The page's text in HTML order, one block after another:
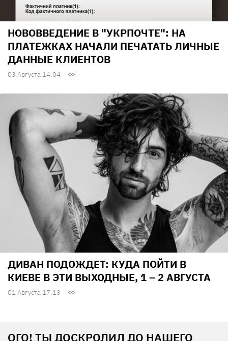
НОВОВВЕДЕНИЕ В "УКРПОЧТЕ": НА
ПЛАТЕЖКАХ НАЧАЛИ ПЕЧАТАТЬ ЛИЧНЫЕ
ДАННЫЕ КЛИЕНТОВ
03 Августа 14:04
ДИВАН ПОДОЖДЕТ: КУДА ПОЙТИ В
КИЕВЕ В ЭТИ ВЫХОДНЫЕ, 1 – 2 АВГУСТА
01 Августа 17:13
ОГО! ТЫ ДОСКРОЛИЛ ДО НАШЕГО